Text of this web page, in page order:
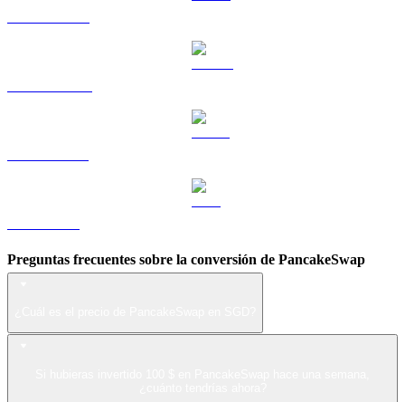
Preguntas frecuentes sobre la conversión de PancakeSwap